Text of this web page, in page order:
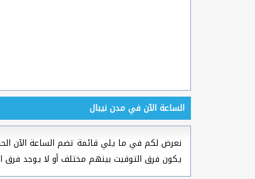
الساعة الآن في مدن نيبال
نعرض لكم في ما يلي قائمة تضم الساعة الآن
يكون فرق التوقيت بينهم مختلف أو لا يوجد